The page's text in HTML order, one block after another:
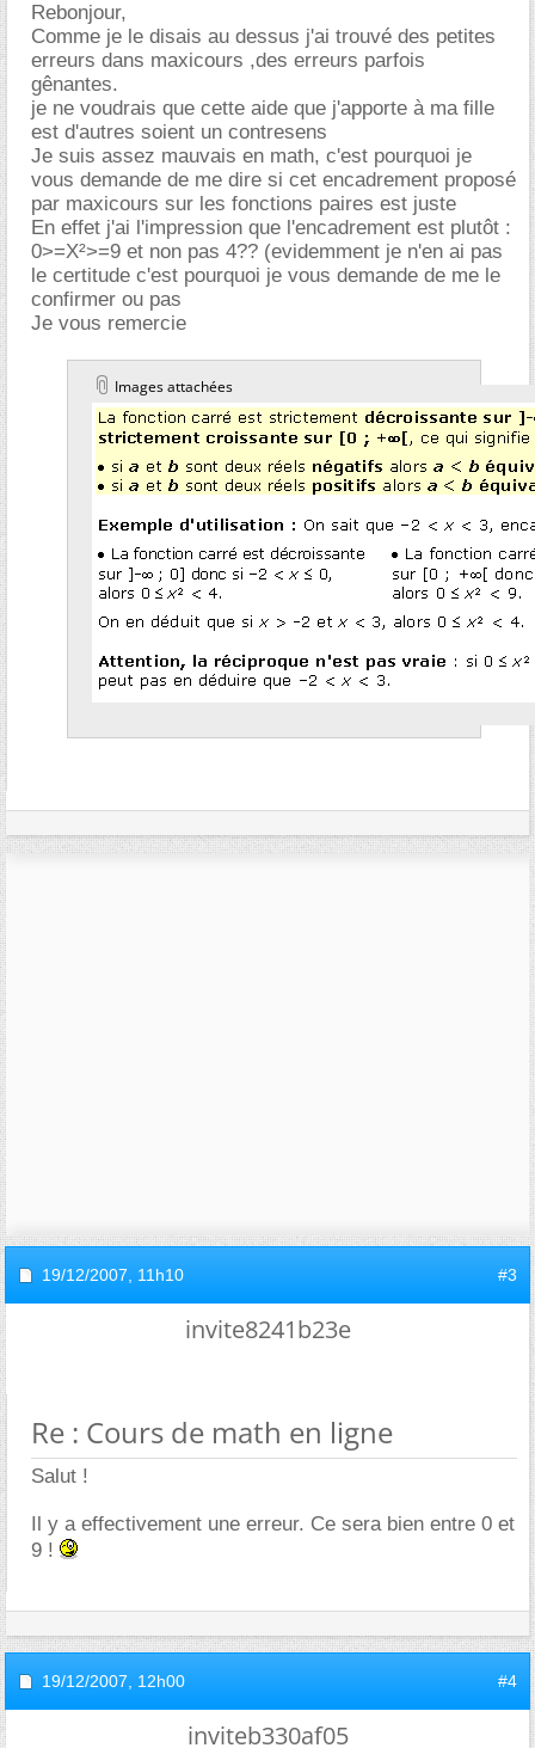
Rebonjour,
Comme je le disais au dessus j'ai trouvé des petites
erreurs dans maxicours ,des erreurs parfois
gênantes.
je ne voudrais que cette aide que j'apporte à ma fille
est d'autres soient un contresens
Je suis assez mauvais en math, c'est pourquoi je
vous demande de me dire si cet encadrement proposé
par maxicours sur les fonctions paires est juste
En effet j'ai l'impression que l'encadrement est plutôt :
0>=X²>=9 et non pas 4?? (evidemment je n'en ai pas
le certitude c'est pourquoi je vous demande de me le
confirmer ou pas
Je vous remercie
Images attachées
19/12/2007, 11h10 #3
invite8241b23e
Re : Cours de math en ligne
Salut !
Il y a effectivement une erreur. Ce sera bien entre 0 et
9 !
19/12/2007, 12h00 #4
inviteb330af05